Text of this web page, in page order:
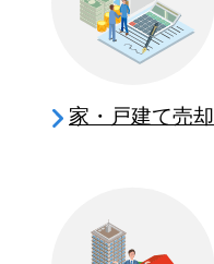
家・戸建て売却